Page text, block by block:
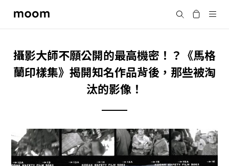
moom
搜尋
攝影大師不願公開的最高機密！？《馬格
蘭印樣集》揭開知名作品背後，那些被淘
汰的影像！